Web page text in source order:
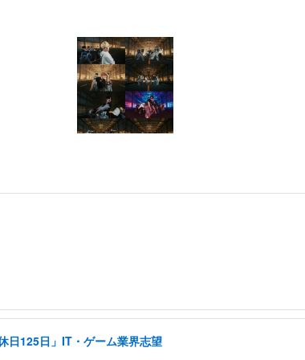
日125日」IT・ゲーム業界志望